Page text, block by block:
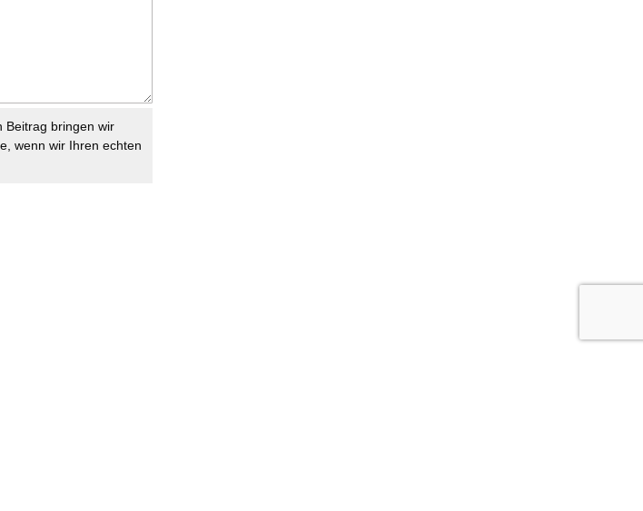
Beitrag bringen wir
wenn wir Ihren echten